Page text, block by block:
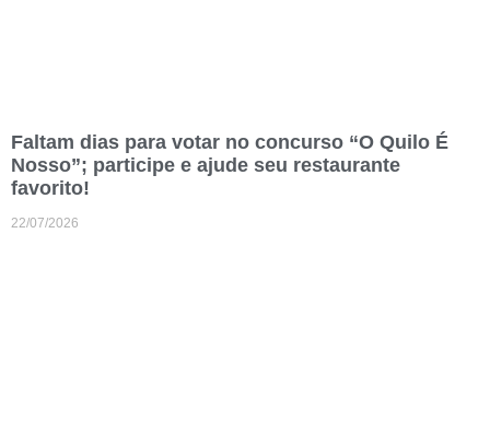
Faltam dias para votar no concurso “O Quilo É
Nosso”; participe e ajude seu restaurante
favorito!
22/07/2026